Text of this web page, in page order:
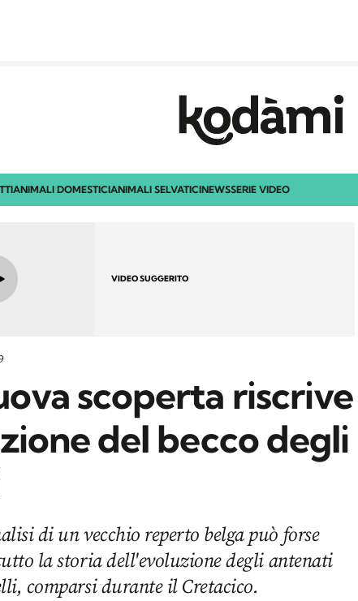
ANIMALI DOMESTICIANIMALI SELVATICINEWSSERIE VIDEO
VIDEO SUGGERITO
scoperta riscrive
del becco degli
di un vecchio reperto belga può forse
la storia dell'evoluzione degli antenati
comparsi durante il Cretacico.